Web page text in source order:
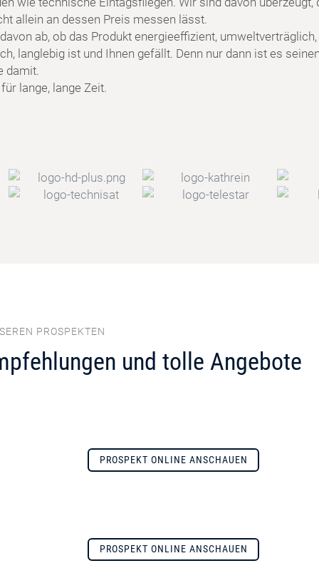
allein an dessen Preis messen lässt.
ab, ob das Produkt energieeffizient, umweltverträglich,
langlebig ist und Ihnen gefällt. Denn nur dann ist es
damit.
lange, lange Zeit.
PROSPEKTEN
und tolle Angebote
PROSPEKT ONLINE ANSCHAUEN
PROSPEKT ONLINE ANSCHAUEN